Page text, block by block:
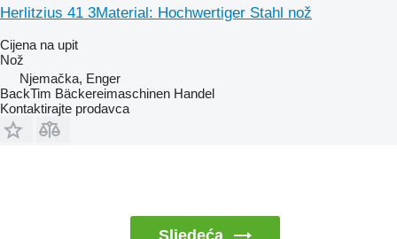
Herlitzius 41 3Material: Hochwertiger Stahl nož
Cijena na upit
Nož
Njemačka, Enger
BackTim Bäckereimaschinen Handel
Kontaktirajte prodavca
Sljedeća